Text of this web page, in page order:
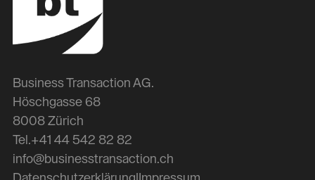
Business Transaction AG.
Höschgasse 68
8008 Zürich
Tel.+41 44 542 82 82
info@businesstransaction.ch